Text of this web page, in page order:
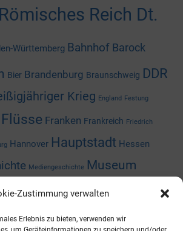
Zustimmung verwalten
Erlebnis zu bieten, verwenden wir
Reich Dt.
Württemberg Bahnhof Barock
Bier Brandenburg Braunschweig DDR
Krieg England Festung
Flüsse Franken Frankreich Friedrich
Hannover Hauptstadt Hessen
Mediengeschichte Museum
Niedersachsen
Rhein Rheinland-Pfalz